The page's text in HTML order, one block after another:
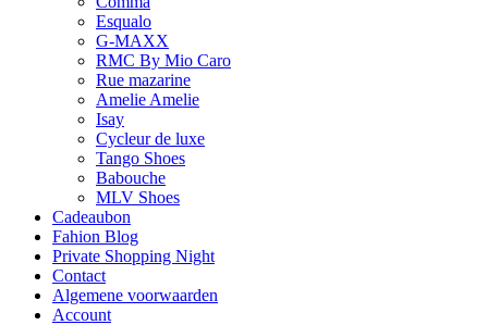
Esqualo
G-MAXX
RMC By Mio Caro
Rue mazarine
Amelie Amelie
Isay
Cycleur de luxe
Tango Shoes
Babouche
MLV Shoes
Cadeaubon
Fahion Blog
Private Shopping Night
Contact
Algemene voorwaarden
Account